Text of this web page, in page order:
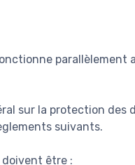
parallèlement
sur la protection des
suivants.
doivent être :